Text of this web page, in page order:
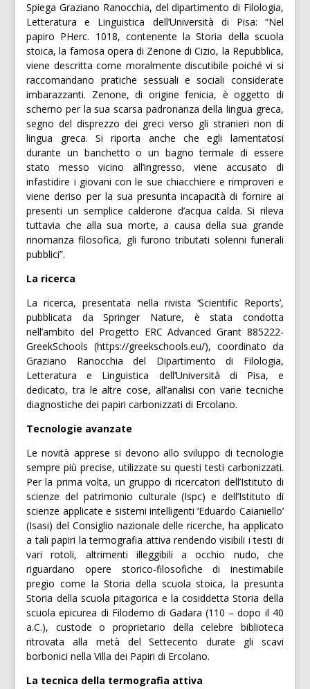
Spiega Graziano Ranocchia, del dipartimento di Filologia,
Letteratura e Linguistica dell’Università di Pisa: “Nel
papiro PHerc. 1018, contenente la Storia della scuola
stoica, la famosa opera di Zenone di Cizio, la Repubblica,
viene descritta come moralmente discutibile poiché vi si
raccomandano pratiche sessuali e sociali considerate
imbarazzanti. Zenone, di origine fenicia, è oggetto di
scherno per la sua scarsa padronanza della lingua greca,
segno del disprezzo dei greci verso gli stranieri non di
lingua greca. Si riporta anche che egli lamentatosi
durante un banchetto o un bagno termale di essere
stato messo vicino all’ingresso, viene accusato di
infastidire i giovani con le sue chiacchiere e rimproveri e
viene deriso per la sua presunta incapacità di fornire ai
presenti un semplice calderone d’acqua calda. Si rileva
tuttavia che alla sua morte, a causa della sua grande
rinomanza filosofica, gli furono tributati solenni funerali
pubblici”.
La ricerca
La ricerca, presentata nella rivista ‘Scientific Reports’,
pubblicata da Springer Nature, è stata condotta
nell’ambito del Progetto ERC Advanced Grant 885222-
GreekSchools (https://greekschools.eu/), coordinato da
Graziano Ranocchia del Dipartimento di Filologia,
Letteratura e Linguistica dell’Università di Pisa, e
dedicato, tra le altre cose, all’analisi con varie tecniche
diagnostiche dei papiri carbonizzati di Ercolano.
Tecnologie avanzate
Le novità apprese si devono allo sviluppo di tecnologie
sempre più precise, utilizzate su questi testi carbonizzati.
Per la prima volta, un gruppo di ricercatori dell’Istituto di
scienze del patrimonio culturale (Ispc) e dell’Istituto di
scienze applicate e sistemi intelligenti ‘Eduardo Caianiello’
(Isasi) del Consiglio nazionale delle ricerche, ha applicato
a tali papiri la termografia attiva rendendo visibili i testi di
vari rotoli, altrimenti illeggibili a occhio nudo, che
riguardano opere storico-filosofiche di inestimabile
pregio come la Storia della scuola stoica, la presunta
Storia della scuola pitagorica e la cosiddetta Storia della
scuola epicurea di Filodemo di Gadara (110 – dopo il 40
a.C.), custode o proprietario della celebre biblioteca
ritrovata alla metà del Settecento durate gli scavi
borbonici nella Villa dei Papiri di Ercolano.
La tecnica della termografia attiva